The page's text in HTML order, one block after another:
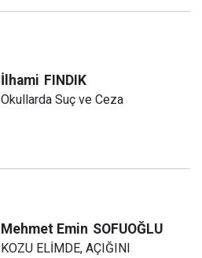
İlhami FINDIK
Okullarda Suç ve Ceza
Mehmet Emin SOFUOĞLU
KOZU ELİMDE, AÇIĞINI